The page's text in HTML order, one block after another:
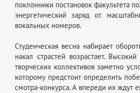
поклонники постановок факультета
энергетический заряд от
вокальных номеров.
Студенческая весна набирает
накал страстей возрастает.
творческих коллективов заметно
которому предстоит определить
смотра-конкурса. А впереди их ждут